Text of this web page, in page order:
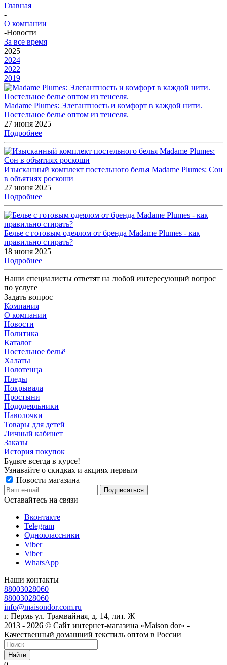
Главная
-
О компании
-Новости
За все время
2025
2024
2022
2019
Madame Plumes: Элегантность и комфорт в каждой нити.
Постельное белье оптом из тенселя.
27 июня 2025
Подробнее
Изысканный комплект постельного белья Madame Plumes: Сон
в объятиях роскоши
27 июня 2025
Подробнее
Белье с готовым одеялом от бренда Madame Plumes - как
правильно стирать?
18 июня 2025
Подробнее
Наши специалисты ответят на любой интересующий вопрос
по услуге
Задать вопрос
Компания
О компании
Новости
Политика
Каталог
Постельное бельё
Халаты
Полотенца
Пледы
Покрывала
Простыни
Пододеяльники
Наволочки
Товары для детей
Личный кабинет
Заказы
История покупок
Будьте всегда в курсе!
Узнавайте о скидках и акциях первым
Новости магазина
Оставайтесь на связи
Вконтакте
Telegram
Одноклассники
Viber
Viber
WhatsApp
Наши контакты
88003028060
88003028060
info@maisondor.com.ru
г. Пермь ул. Трамвайная, д. 14, лит. Ж
2013 - 2026 © Сайт интернет-магазина «Maison dor» -
Качественный домашний текстиль оптом в России
Найти